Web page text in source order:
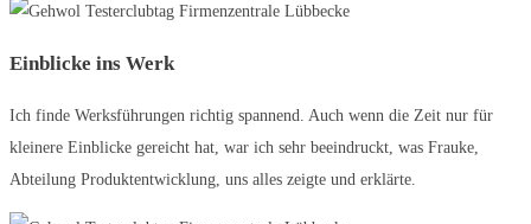
Einblicke ins Werk
Ich finde Werksführungen richtig spannend. Auch wenn die Zeit nur für
kleinere Einblicke gereicht hat, war ich sehr beeindruckt, was Frauke,
Abteilung Produktentwicklung, uns alles zeigte und erklärte.